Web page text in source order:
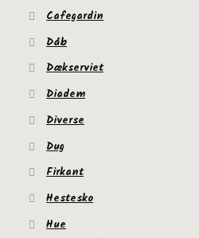
Cafegardin
Dåb
Dækserviet
Diadem
Diverse
Dug
Firkant
Hestesko
Hue